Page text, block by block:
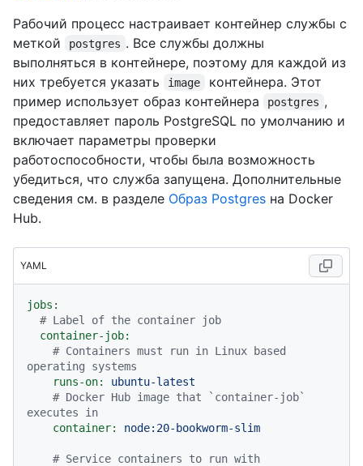
Рабочий процесс настраивает контейнер службы с
меткой
postgres . Все службы должны
выполняться в контейнере, поэтому для каждой из
них требуется указать
image
контейнера. Этот
пример использует образ контейнера
postgres ,
предоставляет пароль PostgreSQL по умолчанию и
включает параметры проверки
работоспособности, чтобы была возможность
убедиться, что служба запущена. Дополнительные
сведения см. в разделе Образ Postgres на Docker
Hub.
YAML
jobs:
# Label of the container job
container-job:
# Containers must run in Linux based
operating systems
runs-on:
ubuntu-latest
# Docker Hub image that `container-job`
executes in
container:
node:20-bookworm-slim
# Service containers to run with